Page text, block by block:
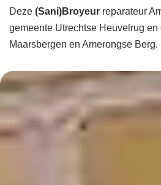
Deze (Sani)Broyeur reparateur
gemeente Utrechtse Heuvelrug
Maarsbergen en Amerongse Berg.